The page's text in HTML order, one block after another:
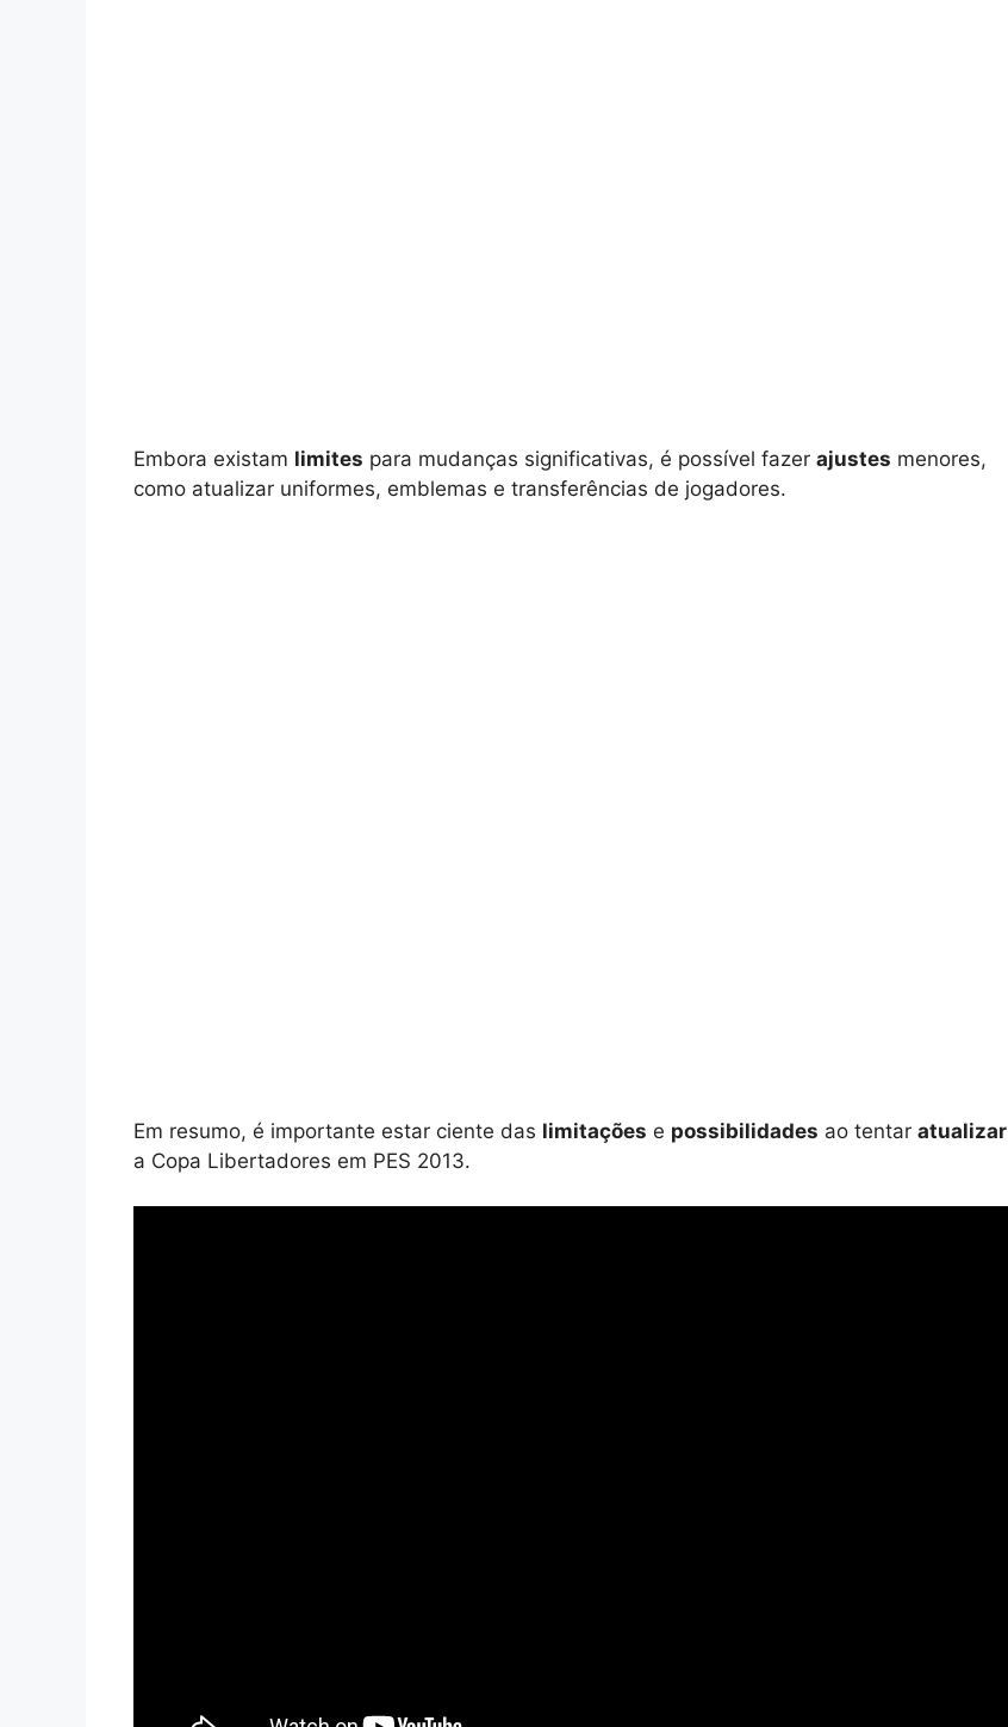
Embora existam limites para mudanças significativas, é possível fazer ajustes menores,
como atualizar uniformes, emblemas e transferências de jogadores.
Em resumo, é importante estar ciente das limitações e possibilidades ao tentar atualizar
a Copa Libertadores em PES 2013.